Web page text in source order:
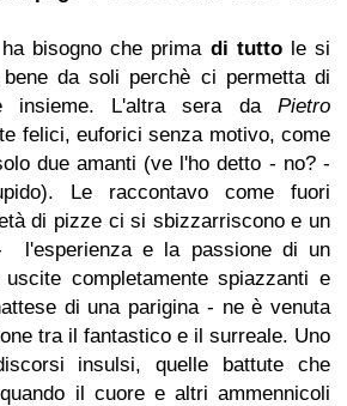
bisogno che prima di tuttole si
da soli perchè ci permetta di
insieme. L'altra sera da Pietro
felici, euforici senza motivo, come
due amanti (ve l'ho detto - no? -
Le raccontavo come fuori
di pizze ci si sbizzarriscono e un
l'esperienza e la passione di un
completamente spiazzanti e
di una parigina - ne è venuta
tra il fantastico e il surreale. Uno
insulsi, quelle battute che
il cuore e altri ammennicoli